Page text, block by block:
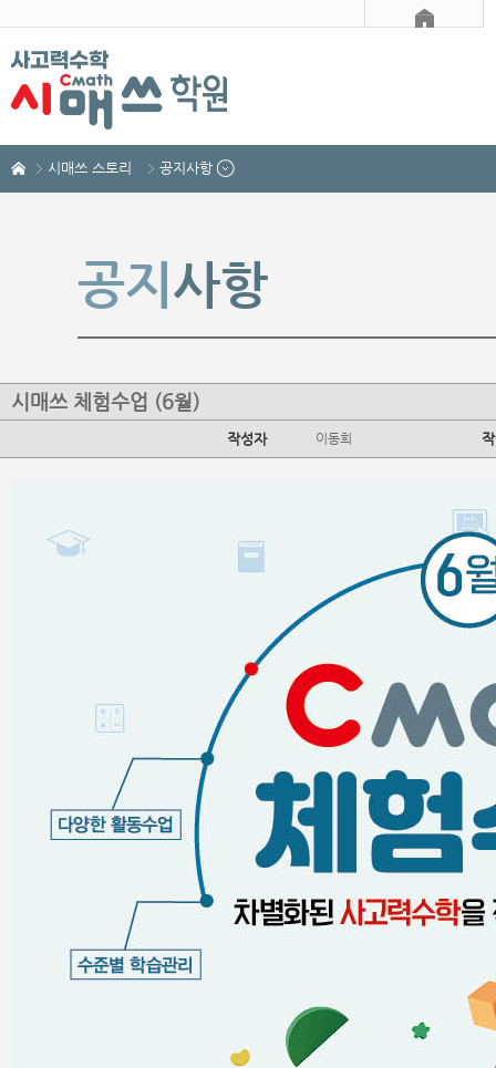
시매쓰 스토리 공지사항
공지 사항
시매쓰 체험수업 (6월)
작성자 이동희